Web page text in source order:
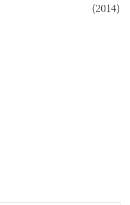
(2014)